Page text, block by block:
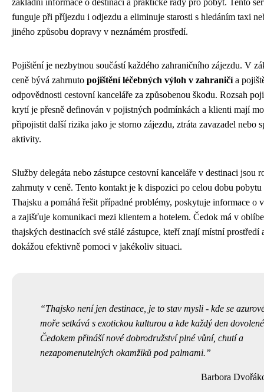
základní informace o destinaci a praktické rady pro pobyt. Tento
funguje při příjezdu i odjezdu a eliminuje starosti s hledáním taxi
jiného způsobu dopravy v neznámém prostředí.
Pojištění je nezbytnou součástí každého zahraničního zájezdu. V
ceně bývá zahrnuto pojištění léčebných výloh v zahraničía
odpovědnosti cestovní kanceláře za způsobenou škodu. Rozsah
krytí je přesně definován v pojistných podmínkách a klienti mají
připojistit další rizika jako je storno zájezdu, ztráta zavazadel nebo
aktivity.
Služby delegáta nebo zástupce cestovní kanceláře v destinaci jsou
zahrnuty v ceně. Tento kontakt je k dispozici po celou dobu pobytu
Thajsku a pomáhá řešit případné problémy, poskytuje informace o
a zajišťuje komunikaci mezi klientem a hotelem. Čedok má v
thajských destinacích své stálé zástupce, kteří znají místní prostředí
dokážou efektivně pomoci v jakékoliv situaci.
Thajsko není jen destinace, je to stav mysli - kde se
moře setkává s exotickou kulturou a kde každý den
Čedokem přináší nové dobrodružství plné vůní, chutí a
nezapomenutelných okamžiků pod palmami.
Barbora